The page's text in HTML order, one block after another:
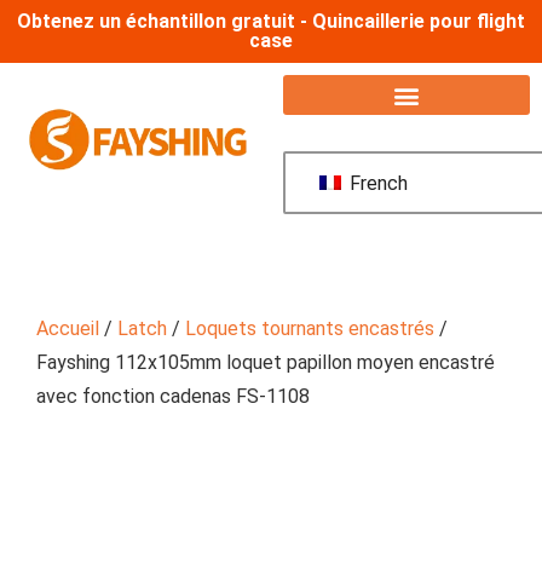
Obtenez un échantillon gratuit - Quincaillerie pour flight
case
French
Accueil / Latch / Loquets tournants encastrés /
Fayshing 112x105mm loquet papillon moyen encastré
avec fonction cadenas FS-1108